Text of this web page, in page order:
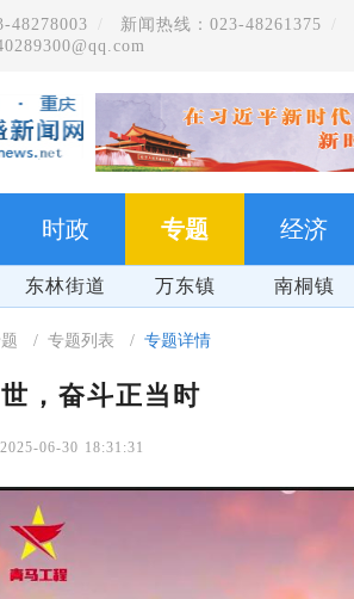
48278003 新闻热线：023-48261375
时政 专题 经济
东林街道 万东镇 南桐镇
专题列表 专题详情
，奋斗正当时
2025-06-30 18:31:31